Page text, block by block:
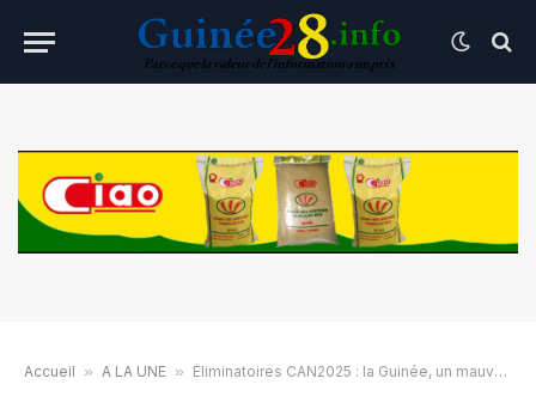
Accueil » A LA UNE » Éliminatoires CAN2025 : la Guinée, un mauvais perdant !